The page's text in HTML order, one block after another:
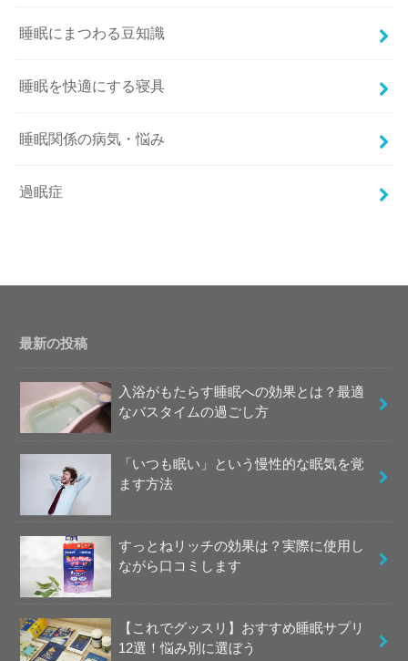
睡眠にまつわる豆知識
睡眠を快適にする寝具
睡眠関係の病気・悩み
過眠症
最新の投稿
入浴がもたらす睡眠への効果とは？最適
なバスタイムの過ごし方
「いつも眠い」という慢性的な眠気を覚
ます方法
すっとねリッチの効果は？実際に使用し
ながら口コミします
【これでグッスリ】おすすめ睡眠サプリ
12選！悩み別に選ぼう